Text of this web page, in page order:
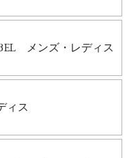
メンズ・レディス
ィス